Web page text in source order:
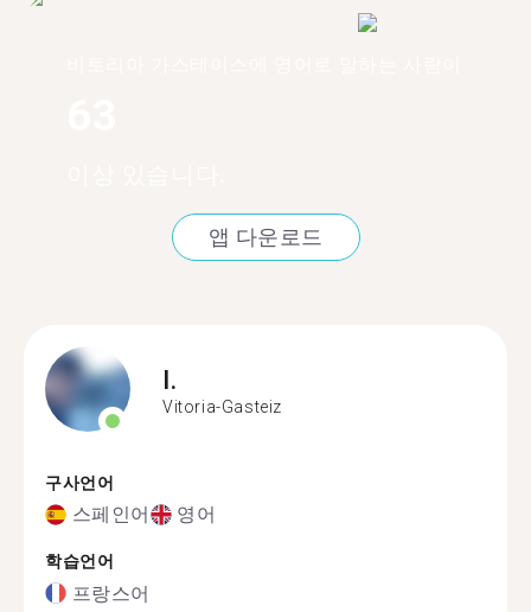
앱 다운로드
I.
Vitoria-Gasteiz
구사언어
스페인어 영어
학습언어
프랑스어